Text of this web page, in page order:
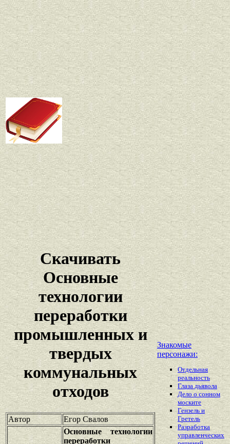
Скачивать
Основные
технологии
переработки
промышленных и
твердых
коммунальных
отходов
Автор Егор Свалов
Основные технологии
переработки
Знакомые
персонажи:
Отдельная
реальность
Глаза дьявола
Дело о сонном
моските
Гензель и
Гретель
Разработка
управленческих